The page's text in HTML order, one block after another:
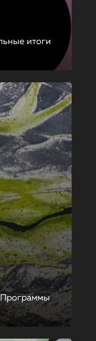
итоги
Программы